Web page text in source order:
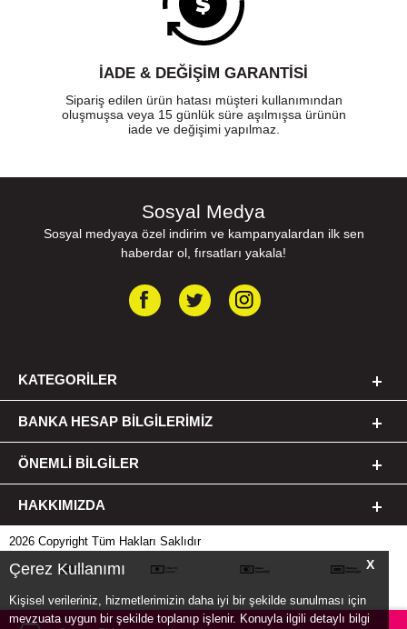
X
Çerez Kullanımı
Kişisel verileriniz, hizmetlerimizin daha iyi bir şekilde sunulması için
mevzuata uygun bir şekilde toplanıp işlenir. Konuyla ilgili detaylı bilgi
İADE & DEĞİŞİM GARANTİSİ
Sipariş edilen ürün hatası müşteri kullanımından
oluşmuşsa veya 15 günlük süre aşılmışsa ürünün
iade ve değişimi yapılmaz.
Sosyal Medya
Sosyal medyaya özel indirim ve kampanyalardan ilk sen
haberdar ol, fırsatları yakala!
KATEGORILER
BANKA HESAP BILGILERIMIZ
ÖNEMLI BILGILER
HAKKIMIZDA
2026 Copyright Tüm Hakları Saklıdır